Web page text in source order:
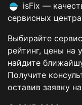
isFix —
сервисных
Выбирайте
рейтинг, цены на
найдите
Получите
оставив заявку